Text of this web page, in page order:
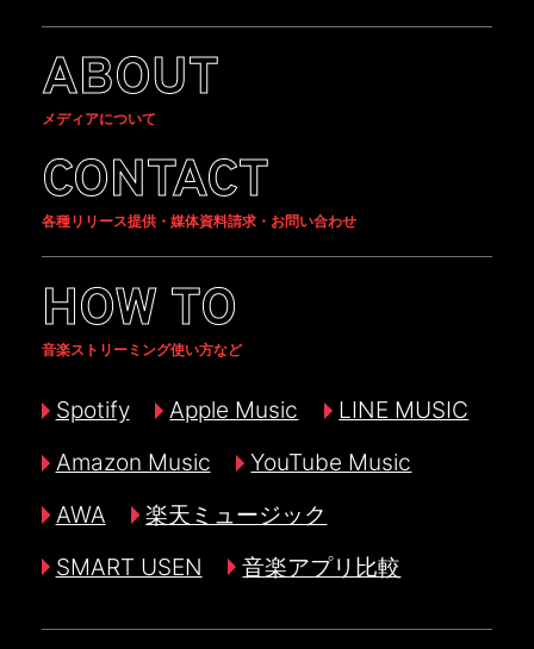
ABOUT
メディアについて
CONTACT
各種リリース提供・媒体資料請求・お問い合わせ
HOW TO
音楽ストリーミング使い方など
Spotify Apple Music
LINE MUSIC
Amazon Music
YouTube Music
AWA
楽天ミュージック
SMART USEN
音楽アプリ比較